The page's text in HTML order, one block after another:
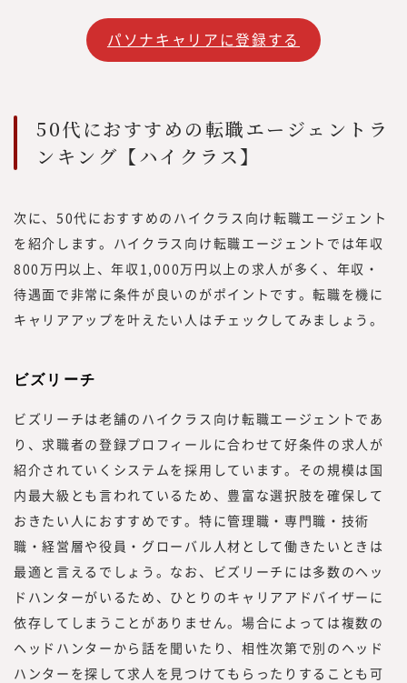
パソナキャリアに登録する
50代におすすめの転職エージェントラ
ンキング【ハイクラス】
次に、50代におすすめのハイクラス向け転職エージェント
を紹介します。ハイクラス向け転職エージェントでは年収
800万円以上、年収1,000万円以上の求人が多く、年収・
待遇面で非常に条件が良いのがポイントです。転職を機に
キャリアアップを叶えたい人はチェックしてみましょう。
ビズリーチ
ビズリーチは老舗のハイクラス向け転職エージェントであ
り、求職者の登録プロフィールに合わせて好条件の求人が
紹介されていくシステムを採用しています。その規模は国
内最大級とも言われているため、豊富な選択肢を確保して
おきたい人におすすめです。特に管理職・専門職・技術
職・経営層や役員・グローバル人材として働きたいときは
最適と言えるでしょう。なお、ビズリーチには多数のヘッ
ドハンターがいるため、ひとりのキャリアアドバイザーに
依存してしまうことがありません。場合によっては複数の
ヘッドハンターから話を聞いたり、相性次第で別のヘッド
ハンターを探して求人を見つけてもらったりすることも可